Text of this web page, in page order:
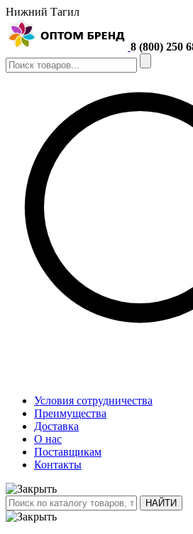
Нижний Тагил
8 (800) 250
Условия сотрудничества
Преимущества
Доставка
О нас
Поставщикам
Контакты